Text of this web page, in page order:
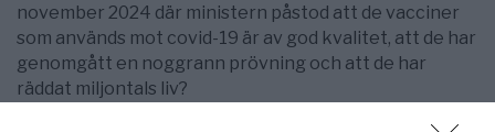
november 2024 där ministern påstod att de vacciner
som används mot covid-19 är av god kvalitet, att de har
genomgått en noggrann prövning och att de har
räddat miljontals liv?